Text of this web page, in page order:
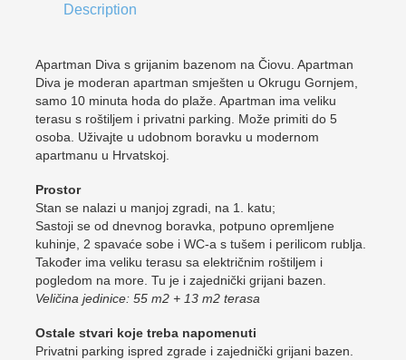
Description
Apartman Diva s grijanim bazenom na Čiovu. Apartman
Diva je moderan apartman smješten u Okrugu Gornjem,
samo 10 minuta hoda do plaže. Apartman ima veliku
terasu s roštiljem i privatni parking. Može primiti do 5
osoba. Uživajte u udobnom boravku u modernom
apartmanu u Hrvatskoj.
Prostor
Stan se nalazi u manjoj zgradi, na 1. katu;
Sastoji se od dnevnog boravka, potpuno opremljene
kuhinje, 2 spavaće sobe i WC-a s tušem i perilicom rublja.
Također ima veliku terasu sa električnim roštiljem i
pogledom na more. Tu je i zajednički grijani bazen.
Veličina jedinice: 55 m2 + 13 m2 terasa
Ostale stvari koje treba napomenuti
Privatni parking ispred zgrade i zajednički grijani bazen.